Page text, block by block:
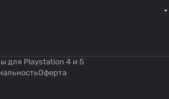
для Playstation 4 и 5
Оферта